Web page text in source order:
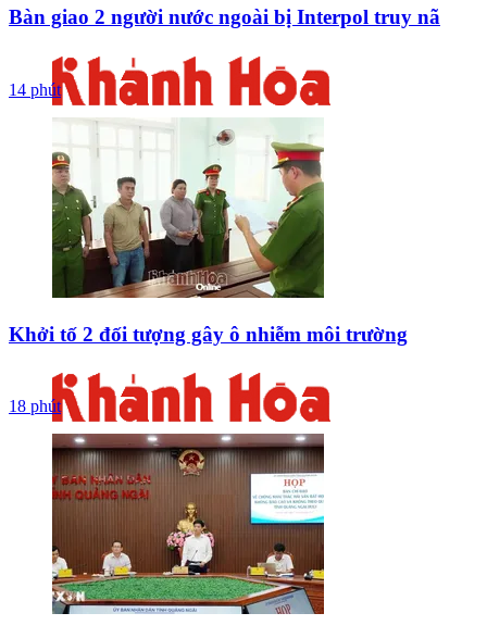
Bàn giao 2 người nước ngoài bị Interpol truy nã
14 phút
Khởi tố 2 đối tượng gây ô nhiễm môi trường
18 phút